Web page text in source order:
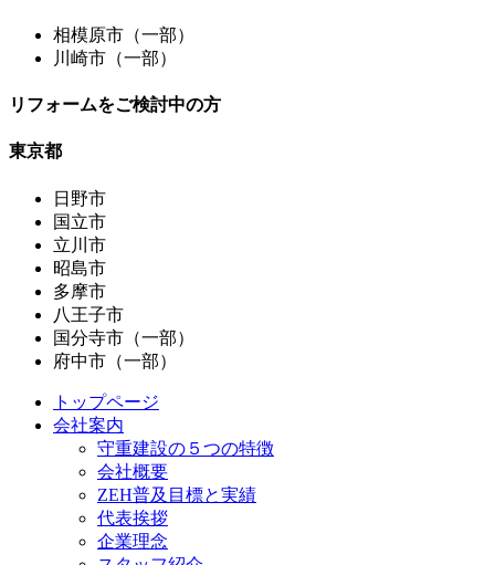
相模原市（一部）
川崎市（一部）
リフォームをご検討中の方
東京都
日野市
国立市
立川市
昭島市
多摩市
八王子市
国分寺市（一部）
府中市（一部）
トップページ
会社案内
守重建設の５つの特徴
会社概要
ZEH普及目標と実績
代表挨拶
企業理念